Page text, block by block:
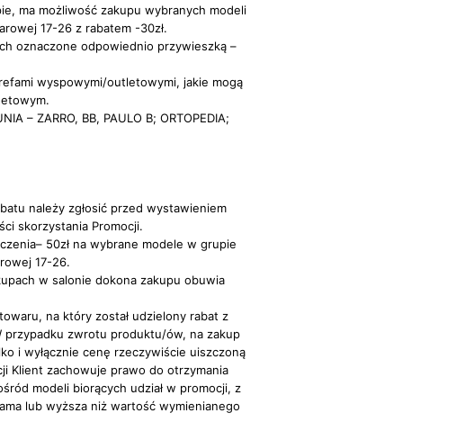
ma możliwość zakupu wybranych modeli
17-26 z rabatem -30zł.
oznaczone odpowiednio przywieszką –
wyspowymi/outletowymi, jakie mogą
– ZARRO, BB, PAULO B; ORTOPEDIA;
należy zgłosić przed wystawieniem
skorzystania Promocji.
50zł na wybrane modele w grupie
17-26.
w salonie dokona zakupu obuwia
na który został udzielony rabat z
przypadku zwrotu produktu/ów, na zakup
i wyłącznie cenę rzeczywiście uiszczoną
Klient zachowuje prawo do otrzymania
modeli biorących udział w promocji, z
lub wyższa niż wartość wymienianego